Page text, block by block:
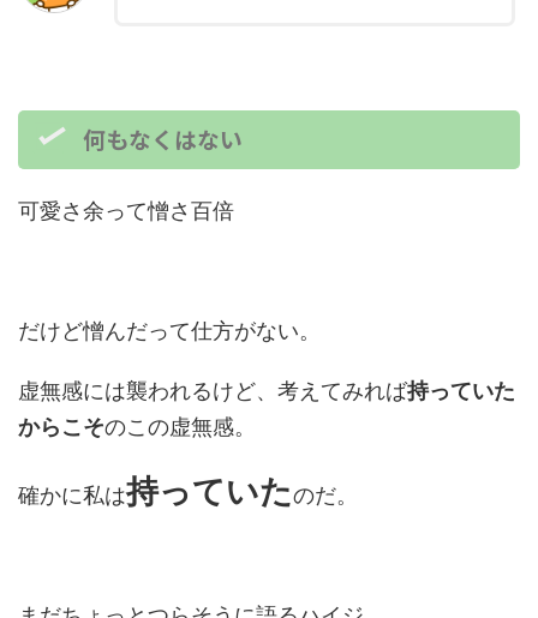
何もなくはない
可愛さ余って憎さ百倍
だけど憎んだって仕方がない。
虚無感には襲われるけど、考えてみれば持っていた
からこそのこの虚無感。
確かに私は持っていたのだ。